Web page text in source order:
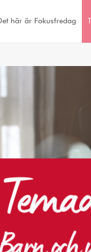
här är Fokusfredag